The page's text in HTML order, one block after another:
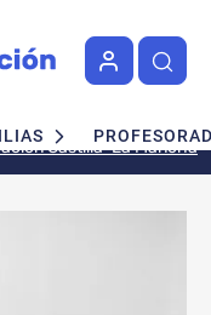
Castilla-La Mancha